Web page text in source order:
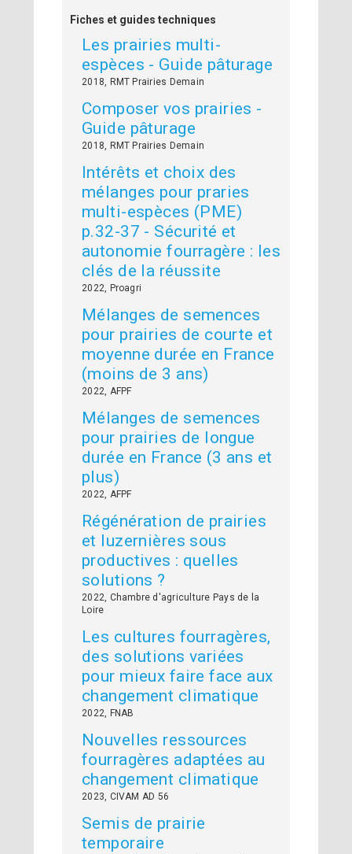
Fiches et guides techniques
Les prairies multi-
espèces - Guide pâturage
2018, RMT Prairies Demain
Composer vos prairies -
Guide pâturage
2018, RMT Prairies Demain
Intérêts et choix des
mélanges pour praries
multi-espèces (PME)
p.32-37 - Sécurité et
autonomie fourragère : les
clés de la réussite
2022, Proagri
Mélanges de semences
pour prairies de courte et
moyenne durée en France
(moins de 3 ans)
2022, AFPF
Mélanges de semences
pour prairies de longue
durée en France (3 ans et
plus)
2022, AFPF
Régénération de prairies
et luzernières sous
productives : quelles
solutions ?
2022, Chambre d'agriculture Pays de la
Loire
Les cultures fourragères,
des solutions variées
pour mieux faire face aux
changement climatique
2022, FNAB
Nouvelles ressources
fourragères adaptées au
changement climatique
2023, CIVAM AD 56
Semis de prairie
temporaire